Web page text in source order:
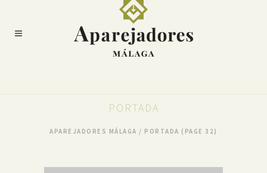
PORTADA
APAREJADORES MÁLAGA / PORTADA (PAGE 32)